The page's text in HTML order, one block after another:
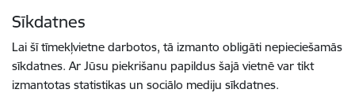
Sīkdatnes
Lai šī tīmekļvietne darbotos, tā izmanto obligāti nepieciešamās
sīkdatnes. Ar Jūsu piekrišanu papildus šajā vietnē var tikt
izmantotas statistikas un sociālo mediju sīkdatnes.
1 / 6